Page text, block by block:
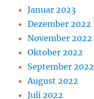
Januar 2023
Dezember 2022
November 2022
Oktober 2022
September 2022
August 2022
Juli 2022